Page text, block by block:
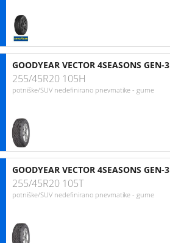
GOODYEAR VECTOR 4SEASONS GEN-3
255/45R20 105H
potniške/SUV nedefinirano pnevmatike - gume
GOODYEAR VECTOR 4SEASONS GEN-3
255/45R20 105T
potniške/SUV nedefinirano pnevmatike - gume